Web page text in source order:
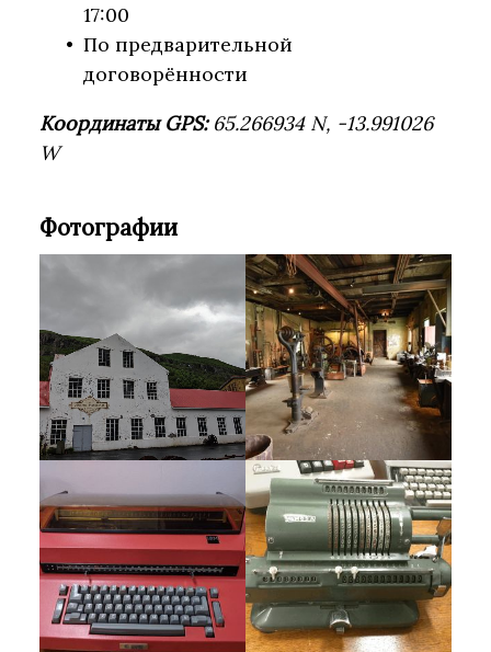
17:00
По предварительной
договорённости
Координаты GPS: 65.266934 N, -13.991026
W
Фотографии